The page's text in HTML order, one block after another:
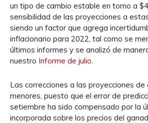
un tipo de cambio estable en torno a
sensibilidad de las proyecciones a
siendo un factor que agrega
inflacionario para 2022, tal como se
últimos informes y se analizó de
nuestro Informe de julio.
Las correcciones a las proyecciones de
menores, puesto que el error de
setiembre ha sido compensado por la
incorporada sobre los precios del